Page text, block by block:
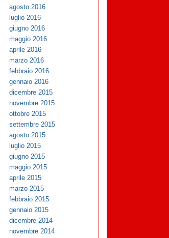
agosto 2016
luglio 2016
giugno 2016
maggio 2016
aprile 2016
marzo 2016
febbraio 2016
gennaio 2016
dicembre 2015
novembre 2015
ottobre 2015
settembre 2015
agosto 2015
luglio 2015
giugno 2015
maggio 2015
aprile 2015
marzo 2015
febbraio 2015
gennaio 2015
dicembre 2014
novembre 2014